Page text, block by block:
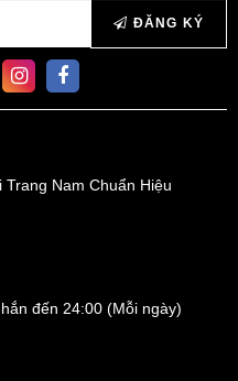
ĐĂNG KÝ
Nam Chuẩn Hiệu
đến 24:00 (Mỗi ngày)